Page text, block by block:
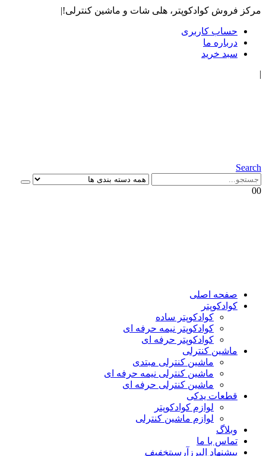
مرکز فروش کوادکوپتر، هلی شات و ماشین کنترلی!|
حساب کاربری
درباره ما
سبد خرید
|
Search
00
صفحه اصلی
کوادکوپتر
کوادکوپتر ساده
کوادکوپتر نیمه حرفه ای
کوادکوپتر حرفه ای
ماشین کنترلی
ماشین کنترلی مبتدی
ماشین کنترلی نیمه حرفه ای
ماشین کنترلی حرفه ای
قطعات یدکی
لوازم کوادکوپتر
لوازم ماشین کنترلی
وبلاگ
تماس با ما
پیشنهاد البرزآرسیتخفیف